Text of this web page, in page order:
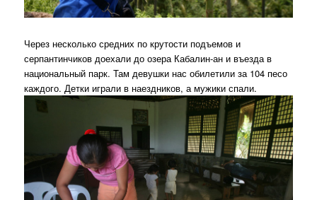
Через несколько средних по крутости подъемов и
серпантинчиков доехали до озера Кабалин-ан и въезда в
национальный парк. Там девушки нас обилетили за 104 песо
каждого. Детки играли в наездников, а мужики спали.